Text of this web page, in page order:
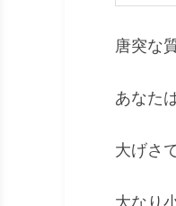
唐突な
あなた
大げさ